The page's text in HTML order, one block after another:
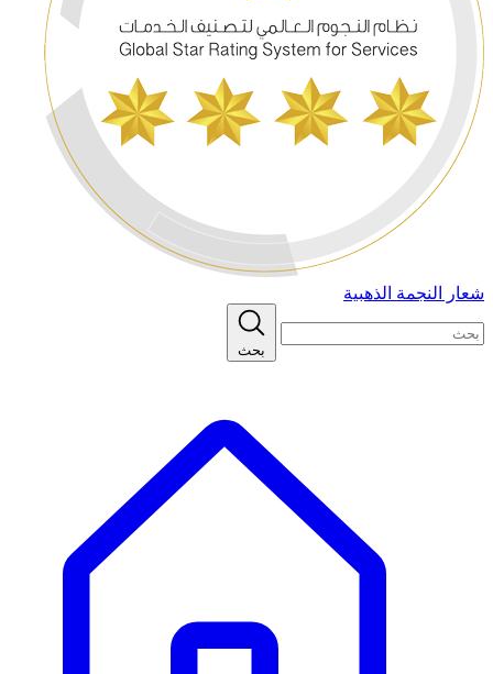
شعار النجمة الذهبية
بحث